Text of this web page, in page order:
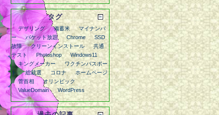
タグ
デザリング 備蓄米
マイナンバ
ー
パケット放題 Chrome
SSD
故障
クリーンインストール
共通
テスト
Photoshop
Windows11
キングメーカー
ワクチンパスポー
ト
総裁選 コロナ
ホームページ
菅首相
オリンピック
ValueDomain
WordPress